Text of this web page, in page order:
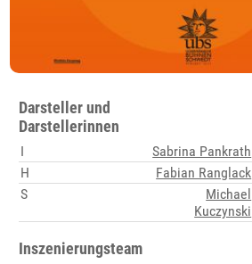
Darsteller und
Darstellerinnen
I
Sabrina Pankrath
H
Fabian Ranglack
S
Michael
Kuczynski
Inszenierungsteam